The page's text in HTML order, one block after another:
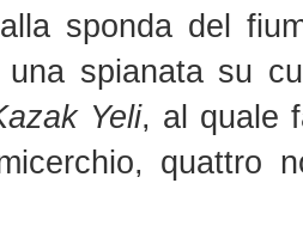
sponda del
una spianata su
Yeli, al quale
quattro